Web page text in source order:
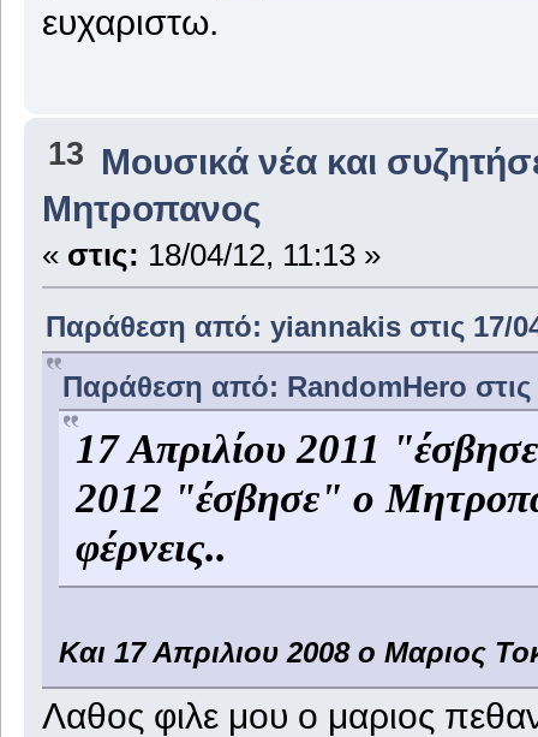
ευχαριστω.
13 Μουσικά νέα και
Μητροπανος
« στις: 18/04/12, 11:13 »
Παράθεση από: yiannakis στις 17/
Παράθεση από: RandomHero στις
‎17 Απριλίου 2011
2012 "έσβησε" ο
φέρνεις..
Και 17 Απριλιου 2008 ο Μαριος
Λαθος φιλε μου ο μαριος